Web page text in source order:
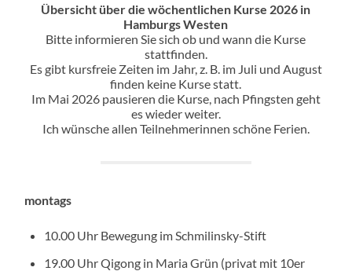
Übersicht über die wöchentlichen Kurse 2026 in
Hamburgs Westen
Bitte informieren Sie sich ob und wann die Kurse
stattfinden.
Es gibt kursfreie Zeiten im Jahr, z. B. im Juli und August
finden keine Kurse statt.
Im Mai 2026 pausieren die Kurse, nach Pfingsten geht
es wieder weiter.
Ich wünsche allen Teilnehmerinnen schöne Ferien.
montags
10.00 Uhr Bewegung im Schmilinsky-Stift
19.00 Uhr Qigong in Maria Grün (privat mit 10er